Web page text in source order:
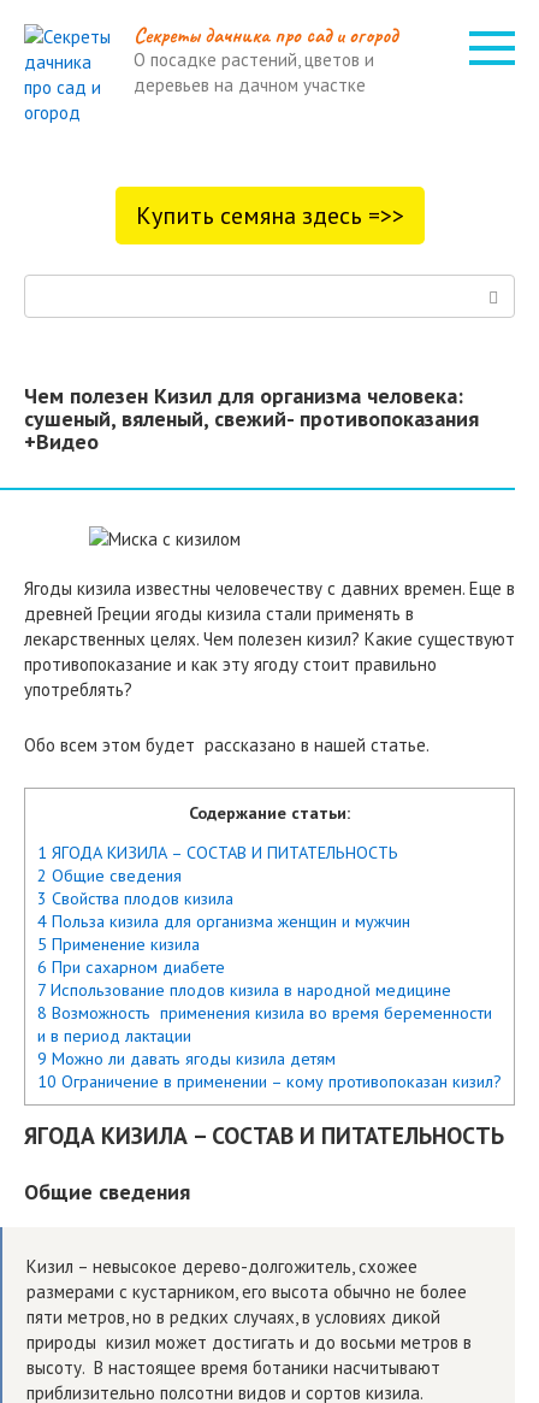
контенту
Cекреты дачника про сад и огород
О посадке растений, цветов и
деревьев на дачном участке
Купить семяна здесь =>>
Чем полезен Кизил для организма человека:
сушеный, вяленый, свежий- противопоказания
+Видео
Ягоды кизила известны человечеству с давних времен. Еще в
древней Греции ягоды кизила стали применять в
лекарственных целях. Чем полезен кизил? Какие существуют
противопоказание и как эту ягоду стоит правильно
употреблять?
Обо всем этом будет рассказано в нашей статье.
Содержание статьи:
1 ЯГОДА КИЗИЛА – СОСТАВ И ПИТАТЕЛЬНОСТЬ
2 Общие сведения
3 Свойства плодов кизила
4 Польза кизила для организма женщин и мужчин
5 Применение кизила
6 При сахарном диабете
7 Использование плодов кизила в народной медицине
8 Возможность применения кизила во время беременности
и в период лактации
9 Можно ли давать ягоды кизила детям
10 Ограничение в применении – кому противопоказан кизил?
ЯГОДА КИЗИЛА – СОСТАВ И ПИТАТЕЛЬНОСТЬ
Общие сведения
Кизил – невысокое дерево-долгожитель, схожее
размерами с кустарником, его высота обычно не более
пяти метров, но в редких случаях, в условиях дикой
природы кизил может достигать и до восьми метров в
высоту. В настоящее время ботаники насчитывают
приблизительно полсотни видов и сортов кизила.